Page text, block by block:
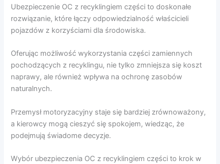
Ubezpieczenie OC z recyklingiem części to doskonałe
rozwiązanie, które łączy odpowiedzialność właścicieli
pojazdów z korzyściami dla środowiska.
Oferując możliwość wykorzystania części zamiennych
pochodzących z recyklingu, nie tylko zmniejsza się koszt
naprawy, ale również wpływa na ochronę zasobów
naturalnych.
Przemysł motoryzacyjny staje się bardziej zrównoważony,
a kierowcy mogą cieszyć się spokojem, wiedząc, że
podejmują świadome decyzje.
Wybór ubezpieczenia OC z recyklingiem części to krok w